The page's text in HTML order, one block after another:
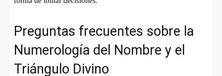
Preguntas frecuentes sobre la
Numerología del Nombre y el
Triángulo Divino